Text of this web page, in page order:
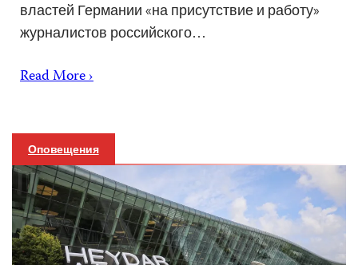
властей Германии «на присутствие и работу»
журналистов российского…
Read More ›
Оповещения